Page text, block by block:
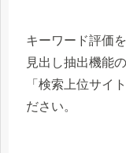
キーワード評価
見出し抽出機能
「検索上位サイ
ださい。